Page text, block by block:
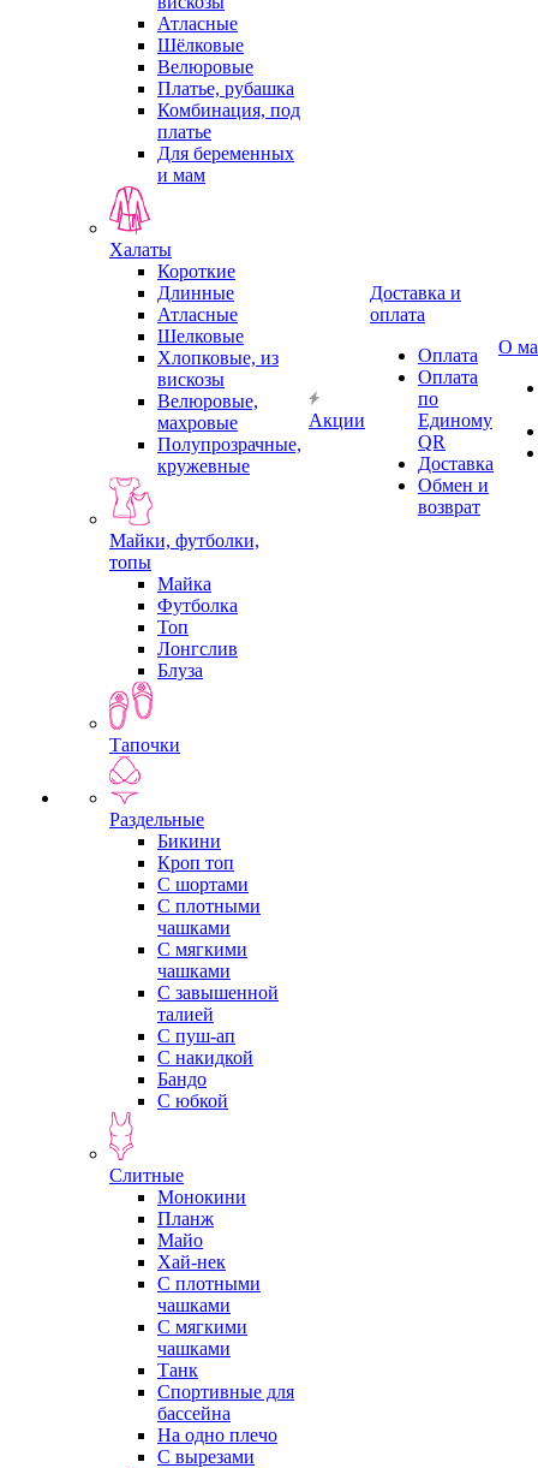
Атласные
Шёлковые
Велюровые
Платье, рубашка
Комбинация, под
платье
Для беременных
и мам
Халаты
Короткие
Длинные
Атласные
Шелковые
Хлопковые, из
вискозы
Велюровые,
махровые
Полупрозрачные,
кружевные
Майки, футболки,
топы
Майка
Футболка
Топ
Лонгслив
Блуза
Тапочки
Раздельные
Бикини
Кроп топ
С шортами
С плотными
чашками
С мягкими
чашками
С завышенной
талией
С пуш-ап
С накидкой
Бандо
С юбкой
Слитные
Монокини
Планж
Майо
Хай-нек
С плотными
чашками
С мягкими
чашками
Танк
Спортивные для
бассейна
На одно плечо
С вырезами
Акции
Доставка и
оплата
Оплата
Оплата
по
Единому
QR
Доставка
Обмен и
возврат
О